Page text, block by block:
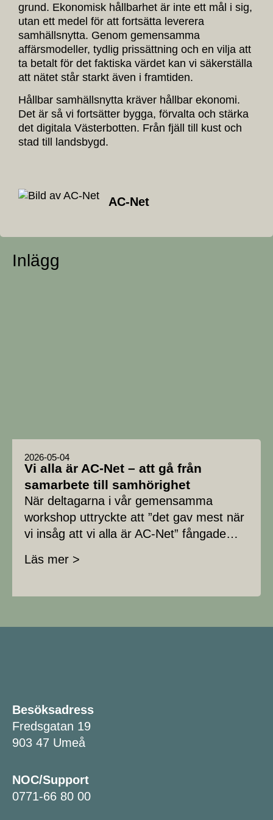
grund. Ekonomisk hållbarhet är inte ett mål i sig,
utan ett medel för att fortsätta leverera
samhällsnytta. Genom gemensamma
affärsmodeller, tydlig prissättning och en vilja att
ta betalt för det faktiska värdet kan vi säkerställa
att nätet står starkt även i framtiden.
Hållbar samhällsnytta kräver hållbar ekonomi.
Det är så vi fortsätter bygga, förvalta och stärka
det digitala Västerbotten. Från fjäll till kust och
stad till landsbygd.
AC-Net
Inlägg
2026-05-04
Vi alla är AC-Net – att gå från
samarbete till samhörighet
När deltagarna i vår gemensamma
workshop uttryckte att ”det gav mest när
vi insåg att vi alla är AC-Net” fångade…
Läs mer >
Besöksadress
Fredsgatan 19
903 47 Umeå
NOC/Support
0771-66 80 00